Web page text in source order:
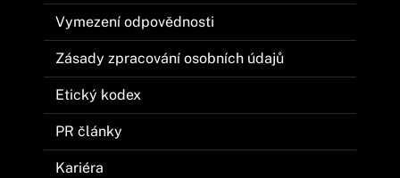
Vymezení odpovědnosti
Zásady zpracování osobních údajů
Etický kodex
PR články
Kariéra